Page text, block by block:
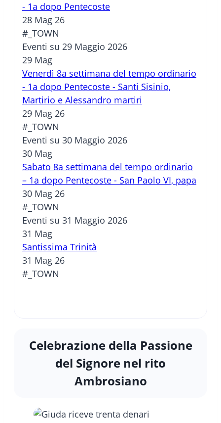
- 1a dopo Pentecoste
28 Mag 26
#_TOWN
Eventi su 29 Maggio 2026
29 Mag
Venerdì 8a settimana del tempo ordinario
- 1a dopo Pentecoste - Santi Sisinio,
Martirio e Alessandro martiri
29 Mag 26
#_TOWN
Eventi su 30 Maggio 2026
30 Mag
Sabato 8a settimana del tempo ordinario
– 1a dopo Pentecoste - San Paolo VI, papa
30 Mag 26
#_TOWN
Eventi su 31 Maggio 2026
31 Mag
Santissima Trinità
31 Mag 26
#_TOWN
Celebrazione della Passione
del Signore nel rito
Ambrosiano